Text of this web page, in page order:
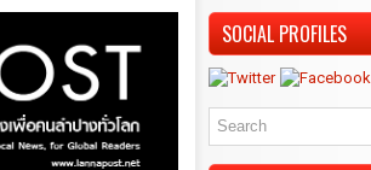
SOCIAL PROFILES